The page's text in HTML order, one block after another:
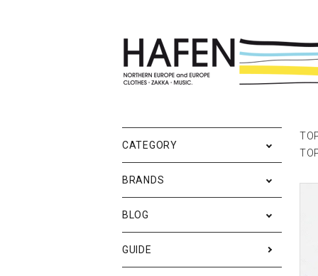
バッグ
メンズファッション
RESTOCK / 再入荷
Event
CATEGORY
BRANDS
BLOG
GUIDE